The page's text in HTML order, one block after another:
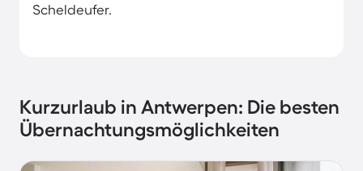
Scheldeufer.
Kurzurlaub in Antwerpen: Die besten
Übernachtungsmöglichkeiten